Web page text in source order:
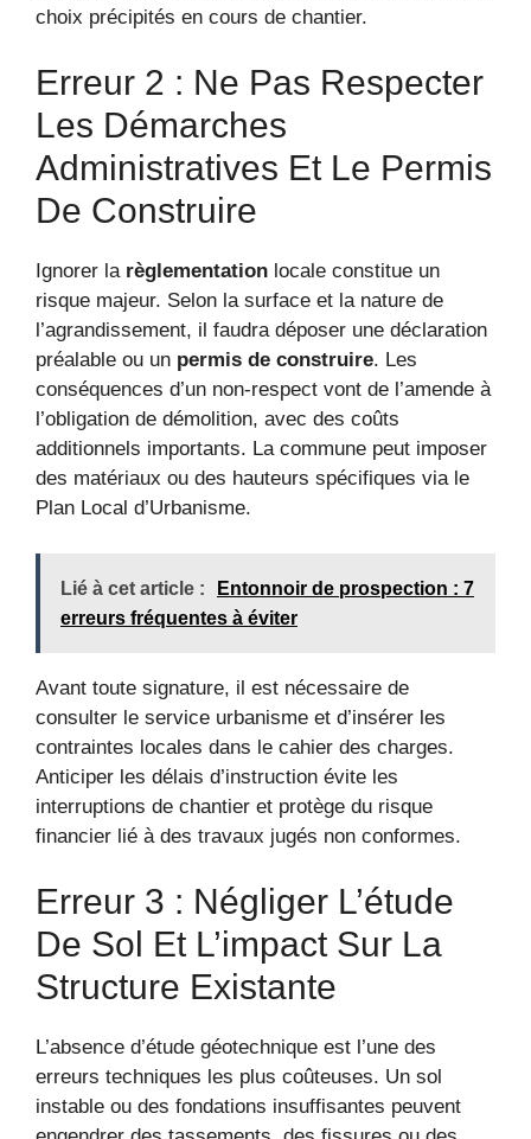
choix précipités en cours de chantier.
Erreur 2 : Ne Pas Respecter
Les Démarches
Administratives Et Le Permis
De Construire
Ignorer la règlementation locale constitue un
risque majeur. Selon la surface et la nature de
l’agrandissement, il faudra déposer une déclaration
préalable ou un permis de construire. Les
conséquences d’un non-respect vont de l’amende à
l’obligation de démolition, avec des coûts
additionnels importants. La commune peut imposer
des matériaux ou des hauteurs spécifiques via le
Plan Local d’Urbanisme.
Lié à cet article :
Entonnoir de prospection : 7
erreurs fréquentes à éviter
Avant toute signature, il est nécessaire de
consulter le service urbanisme et d’insérer les
contraintes locales dans le cahier des charges.
Anticiper les délais d’instruction évite les
interruptions de chantier et protège du risque
financier lié à des travaux jugés non conformes.
Erreur 3 : Négliger L’étude
De Sol Et L’impact Sur La
Structure Existante
L’absence d’étude géotechnique est l’une des
erreurs techniques les plus coûteuses. Un sol
instable ou des fondations insuffisantes peuvent